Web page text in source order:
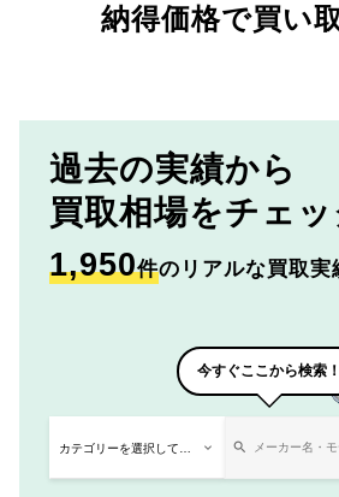
納得価格で買い
過去の実績から
買取相場をチェッ
1,950件のリアルな買取実
今すぐここから検索！